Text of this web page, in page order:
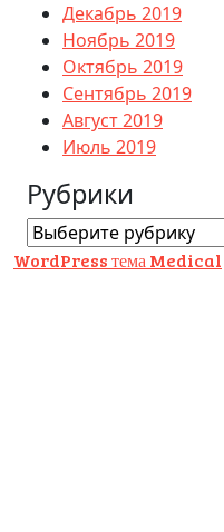
Декабрь 2019
Ноябрь 2019
Октябрь 2019
Сентябрь 2019
Август 2019
Июль 2019
Рубрики
Рубрики
WordPress тема Medical